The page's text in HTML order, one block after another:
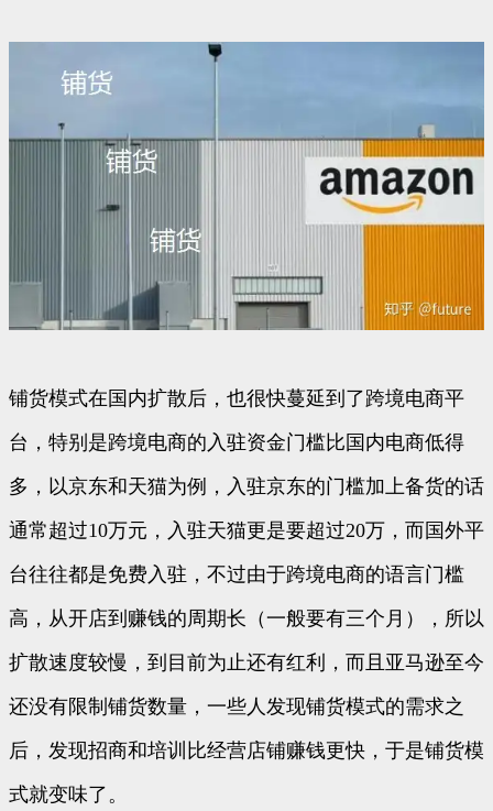
铺货模式在国内扩散后，也很快蔓延到了跨境电商平
台，特别是跨境电商的入驻资金门槛比国内电商低得
多，以京东和天猫为例，入驻京东的门槛加上备货的话
通常超过10万元，入驻天猫更是要超过20万，而国外平
台往往都是免费入驻，不过由于跨境电商的语言门槛
高，从开店到赚钱的周期长（一般要有三个月），所以
扩散速度较慢，到目前为止还有红利，而且亚马逊至今
还没有限制铺货数量，一些人发现铺货模式的需求之
后，发现招商和培训比经营店铺赚钱更快，于是铺货模
式就变味了。